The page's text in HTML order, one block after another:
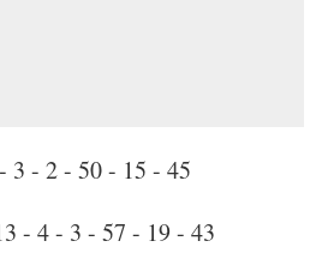
3 - 2 - 50 - 15 - 45
- 4 - 3 - 57 - 19 - 43